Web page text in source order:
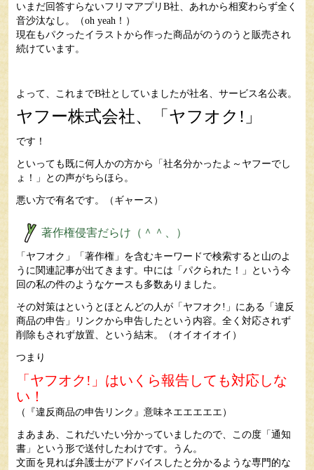
いまだ回答すらないフリマアプリB社、あれから相変わらず全く
音沙汰なし。（oh yeah！）
現在もパクったイラストから作った商品がのうのうと販売され
続けています。
よって、これまでB社としていましたが社名、サービス名公表。
ヤフー株式会社、「ヤフオク!」
です！
といっても既に何人かの方から「社名分かったよ～ヤフーでし
ょ！」との声がちらほら。
悪い方で有名です。（ギャース）
著作権侵害だらけ（＾＾、）
「ヤフオク」「著作権」を含むキーワードで検索すると山のよ
うに関連記事が出てきます。中には「パクられた！」という今
回の私の件のようなケースも多数ありました。
その対策はというとほとんどの人が「ヤフオク!」にある「違反
商品の申告」リンクから申告したという内容。全く対応されず
削除もされず放置、という結末。（オイオイオイ）
つまり
「ヤフオク!」はいくら報告しても対応しな
い！
（『違反商品の申告リンク』意味ネエエエエエ）
まあまあ、これだいたい分かっていましたので、この度「通知
書」という形で送付したわけです。うん。
文面を見れば弁護士がアドバイスしたと分かるような専門的な